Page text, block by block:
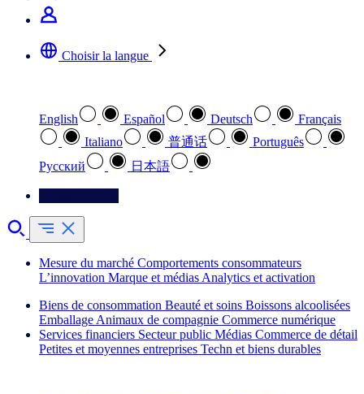
Choisir la langue
English Español Deutsch
Français
Italiano
普通话
Português
Pусский
日本語
Mesure du marché Comportements consommateurs
L’innovation Marque et médias Analytics et activation
Biens de consommation Beauté et soins Boissons alcoolisées
Emballage Animaux de compagnie Commerce numérique
Services financiers Secteur public Médias Commerce de détail
Petites et moyennes entreprises Techn et biens durables